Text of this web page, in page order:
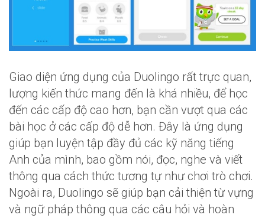
Giao diện ứng dụng của Duolingo rất trực quan,
lượng kiến thức mang đến là khá nhiều, để học
đến các cấp độ cao hơn, bạn cần vượt qua các
bài học ở các cấp độ dễ hơn. Đây là ứng dụng
giúp bạn luyện tập đầy đủ các kỹ năng tiếng
Anh của mình, bao gồm nói, đọc, nghe và viết
thông qua cách thức tương tự như chơi trò chơi.
Ngoài ra, Duolingo sẽ giúp bạn cải thiện từ vựng
và ngữ pháp thông qua các câu hỏi và hoàn